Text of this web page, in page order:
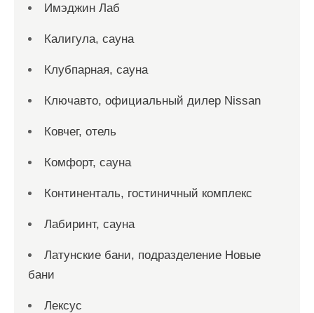
Имэджин Лаб
Калигула, сауна
Клубпарная, сауна
Ключавто, официальный дилер Nissan
Ковчег, отель
Комфорт, сауна
Континенталь, гостиничный комплекс
Лабиринт, сауна
Латунские бани, подразделение Новые
бани
Лексус